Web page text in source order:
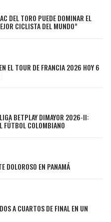
DEL TORO PUEDE DOMINAR EL
CICLISTA DEL MUNDO”
EL TOUR DE FRANCIA 2026 HOY 6
BETPLAY DIMAYOR 2026-II:
FÚTBOL COLOMBIANO
DOLOROSO EN PANAMÁ
A CUARTOS DE FINAL EN UN